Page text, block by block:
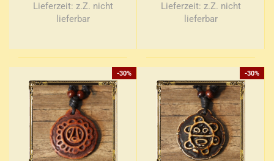
Lieferzeit: z.Z. nicht
lieferbar
Lieferzeit: z.Z. nicht
lieferbar
-30% -30%